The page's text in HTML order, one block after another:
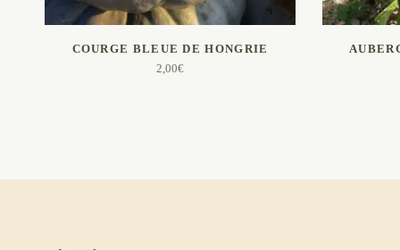
AJOUTER AU PANIER
COURGE BLEUE DE HONGRIE
2,00€